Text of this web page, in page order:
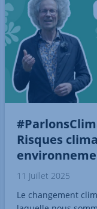
Risques
11 Juillet 2025
Le changement